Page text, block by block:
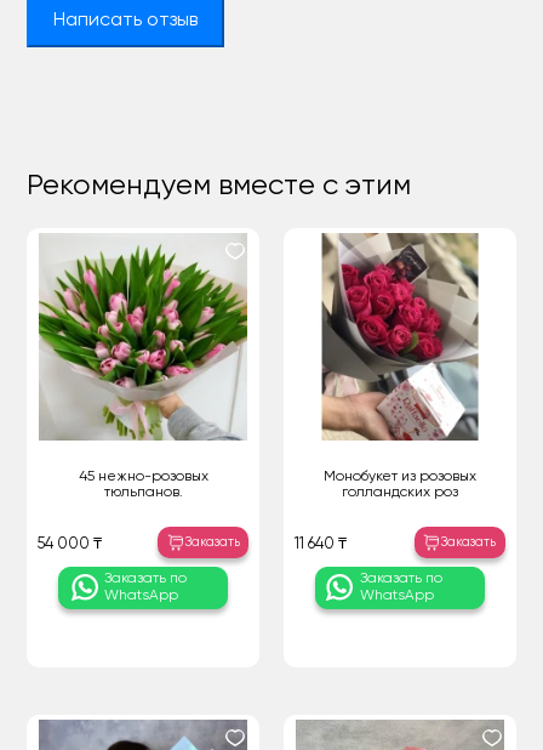
Написать отзыв
Рекомендуем вместе с этим
45 нежно-розовых
тюльпанов.
54 000 ₸ Заказать
Заказать по
WhatsApp
Монобукет из розовых
голландских роз
11 640 ₸ Заказать
Заказать по
WhatsApp